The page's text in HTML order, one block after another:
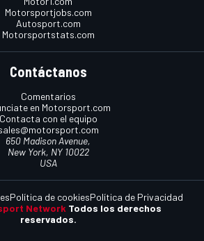
Motorsportjobs.com
Autosport.com
Motorsportstats.com
Contáctanos
Comentarios
en Motorsport.com
Contacta con el equipo
650 Madison Avenue,
New York, NY 10022
USA
Network Todos los derechos
reservados.
Política de cookiesPolítica de Privacidad